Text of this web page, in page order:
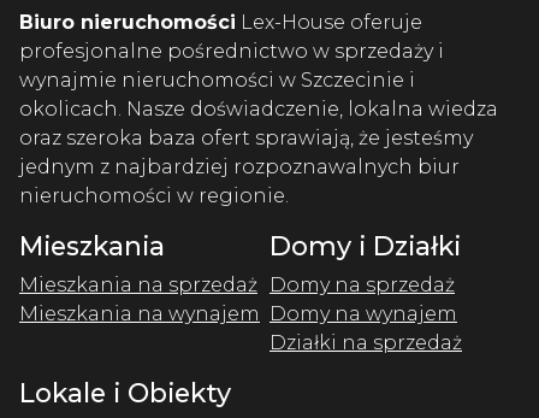
Biuro nieruchomości Lex-House oferuje
profesjonalne pośrednictwo w sprzedaży i
wynajmie nieruchomości w Szczecinie i
okolicach. Nasze doświadczenie, lokalna wiedza
oraz szeroka baza ofert sprawiają, że jesteśmy
jednym z najbardziej rozpoznawalnych biur
nieruchomości w regionie.
Mieszkania
Mieszkania na sprzedaż
Mieszkania na wynajem
Domy i Działki
Domy na sprzedaż
Domy na wynajem
Działki na sprzedaż
Lokale i Obiekty